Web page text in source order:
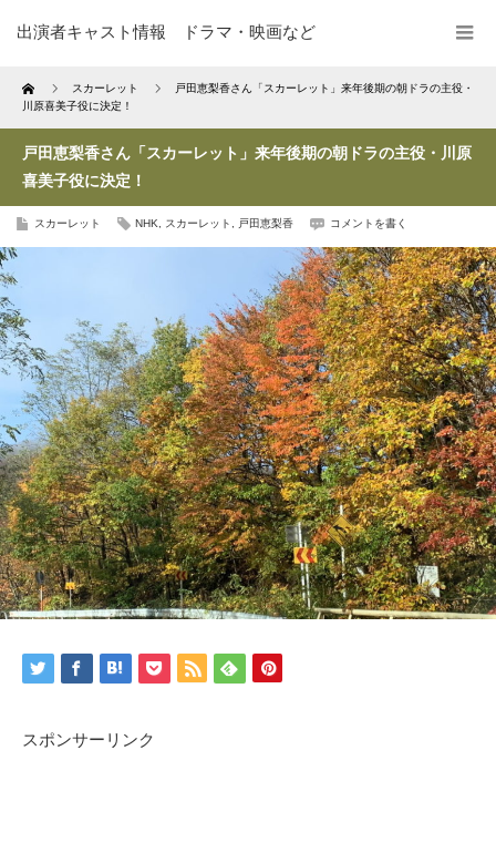
出演者キャスト情報 ドラマ・映画など
Home スカーレット
戸田恵梨香さん「スカーレット」来年後期の朝ドラの主役・
川原喜美子役に決定！
戸田恵梨香さん「スカーレット」来年後期の朝ドラの主役・川原
喜美子役に決定！
スカーレット NHK スカーレット 戸田恵梨香 コメントを書く
スポンサーリンク